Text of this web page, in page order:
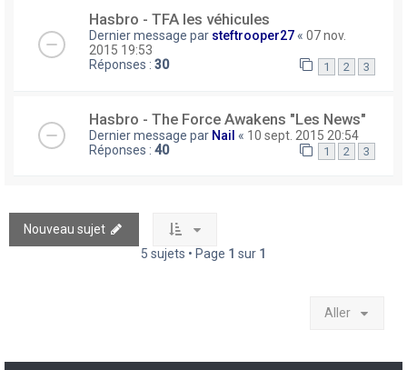
Hasbro - TFA les véhicules
Dernier message par steftrooper27 « 07 nov.
2015 19:53
Réponses : 30 1 2 3
Hasbro - The Force Awakens "Les News"
Dernier message par Nail « 10 sept. 2015 20:54
Réponses : 40 1 2 3
Nouveau sujet
5 sujets • Page 1 sur 1
Aller